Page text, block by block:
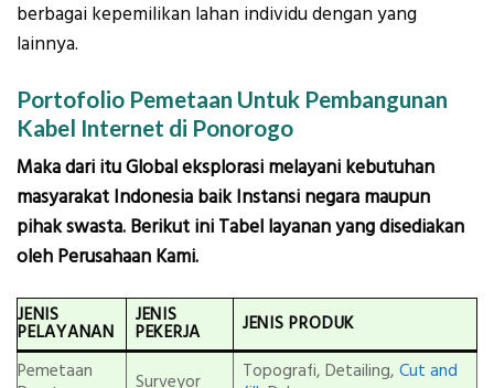
berbagai kepemilikan lahan individu dengan yang
lainnya.
Portofolio Pemetaan Untuk Pembangunan
Kabel Internet di Ponorogo
Maka dari itu Global eksplorasi melayani kebutuhan
masyarakat Indonesia baik Instansi negara maupun
pihak swasta. Berikut ini Tabel layanan yang disediakan
oleh Perusahaan Kami.
JENIS
PELAYANAN
JENIS
PEKERJA JENIS PRODUK
Pemetaan
Surveyor Topografi, Detailing, Cut and